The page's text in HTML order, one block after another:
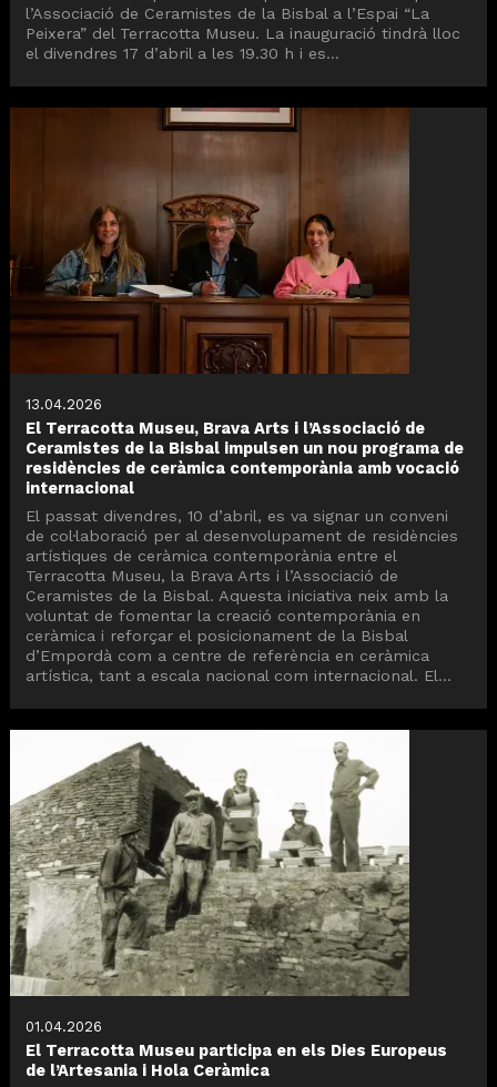
l’Associació de Ceramistes de la Bisbal a l’Espai “La
Peixera” del Terracotta Museu. La inauguració tindrà lloc
el divendres 17 d’abril a les 19.30 h i es...
13.04.2026
El Terracotta Museu, Brava Arts i l’Associació de
Ceramistes de la Bisbal impulsen un nou programa de
residències de ceràmica contemporània amb vocació
internacional
El passat divendres, 10 d’abril, es va signar un conveni
de col·laboració per al desenvolupament de residències
artístiques de ceràmica contemporània entre el
Terracotta Museu, la Brava Arts i l’Associació de
Ceramistes de la Bisbal. Aquesta iniciativa neix amb la
voluntat de fomentar la creació contemporània en
ceràmica i reforçar el posicionament de la Bisbal
d’Empordà com a centre de referència en ceràmica
artística, tant a escala nacional com internacional. El...
01.04.2026
El Terracotta Museu participa en els Dies Europeus
de l’Artesania i Hola Ceràmica